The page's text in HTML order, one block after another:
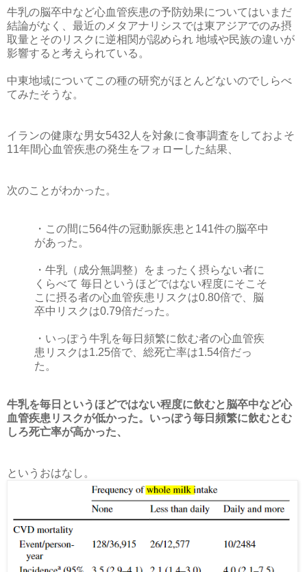
牛乳の脳卒中など心血管疾患の予防効果についてはいまだ
結論がなく、最近のメタアナリシスでは東アジアでのみ摂
取量とそのリスクに逆相関が認められ 地域や民族の違いが
影響すると考えられている。
中東地域についてこの種の研究がほとんどないのでしらべ
てみたそうな。
イランの健康な男女5432人を対象に食事調査をしておよそ
11年間心血管疾患の発生をフォローした結果、
次のことがわかった。
・この間に564件の冠動脈疾患と141件の脳卒中
があった。
・牛乳（成分無調整）をまったく摂らない者に
くらべて 毎日というほどではない程度にそこそ
こに摂る者の心血管疾患リスクは0.80倍で、脳
卒中リスクは0.79倍だった。
・いっぽう牛乳を毎日頻繁に飲む者の心血管疾
患リスクは1.25倍で、総死亡率は1.54倍だっ
た。
牛乳を毎日というほどではない程度に飲むと脳卒中など心
血管疾患リスクが低かった。いっぽう毎日頻繁に飲むとむ
しろ死亡率が高かった、
というおはなし。